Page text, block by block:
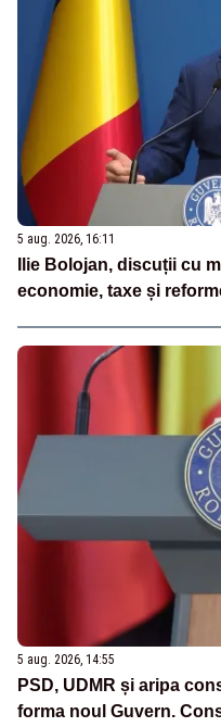
5 aug. 2026, 16:11
Ilie Bolojan, discuții cu
economie, taxe și
5 aug. 2026, 14:55
PSD, UDMR și aripa
forma noul Guvern.